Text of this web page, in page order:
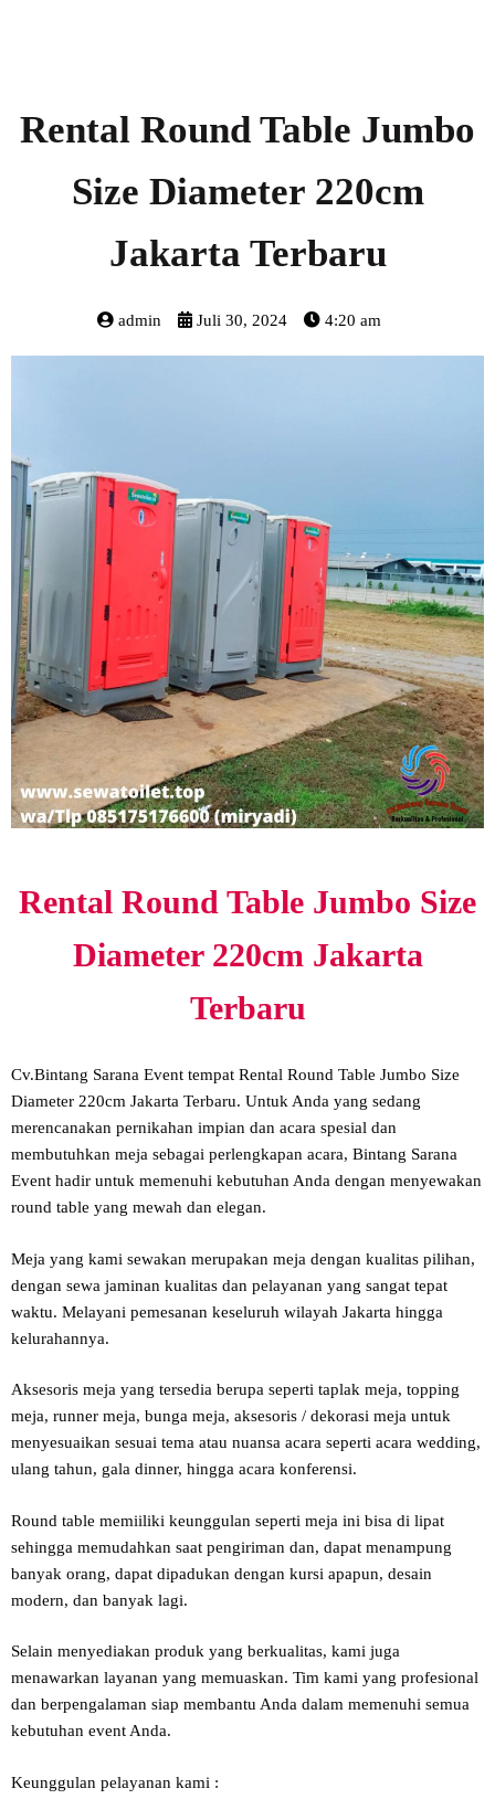
Rental Round Table Jumbo
Size Diameter 220cm
Jakarta Terbaru
admin Juli 30, 2024 4:20 am
Rental Round Table Jumbo Size
Diameter 220cm Jakarta
Terbaru
Cv.Bintang Sarana Event tempat Rental Round Table Jumbo Size
Diameter 220cm Jakarta Terbaru. Untuk Anda yang sedang
merencanakan pernikahan impian dan acara spesial dan
membutuhkan meja sebagai perlengkapan acara, Bintang Sarana
Event hadir untuk memenuhi kebutuhan Anda dengan menyewakan
round table yang mewah dan elegan.
Meja yang kami sewakan merupakan meja dengan kualitas pilihan,
dengan sewa jaminan kualitas dan pelayanan yang sangat tepat
waktu. Melayani pemesanan keseluruh wilayah Jakarta hingga
kelurahannya.
Aksesoris meja yang tersedia berupa seperti taplak meja, topping
meja, runner meja, bunga meja, aksesoris / dekorasi meja untuk
menyesuaikan sesuai tema atau nuansa acara seperti acara wedding,
ulang tahun, gala dinner, hingga acara konferensi.
Round table memiiliki keunggulan seperti meja ini bisa di lipat
sehingga memudahkan saat pengiriman dan, dapat menampung
banyak orang, dapat dipadukan dengan kursi apapun, desain
modern, dan banyak lagi.
Selain menyediakan produk yang berkualitas, kami juga
menawarkan layanan yang memuaskan. Tim kami yang profesional
dan berpengalaman siap membantu Anda dalam memenuhi semua
kebutuhan event Anda.
Keunggulan pelayanan kami :